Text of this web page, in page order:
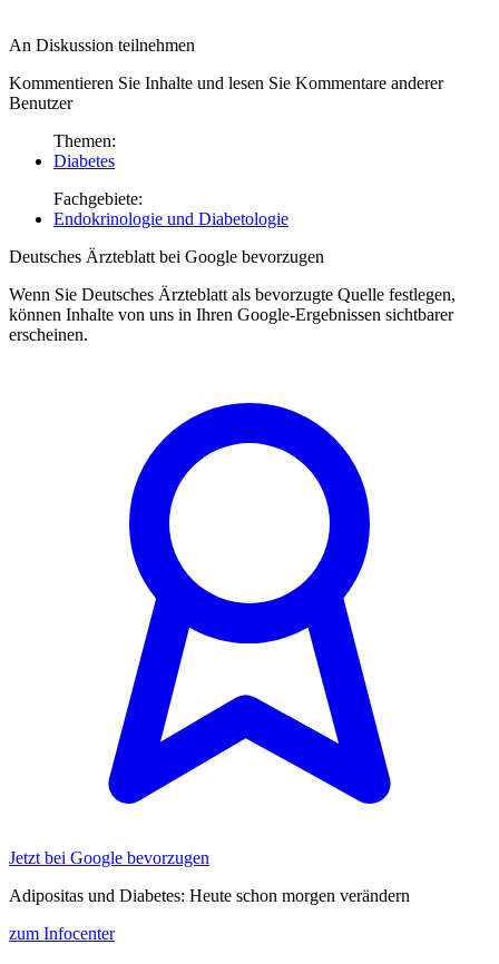
An Diskussion teilnehmen
Kommentieren Sie Inhalte und lesen Sie Kommentare anderer
Benutzer
Themen:
Diabetes
Fachgebiete:
Endokrinologie und Diabetologie
Deutsches Ärzteblatt bei Google bevorzugen
Wenn Sie Deutsches Ärzteblatt als bevorzugte Quelle festlegen,
können Inhalte von uns in Ihren Google-Ergebnissen sichtbarer
erscheinen.
Jetzt bei Google bevorzugen
Adipositas und Diabetes: Heute schon morgen verändern
zum Infocenter